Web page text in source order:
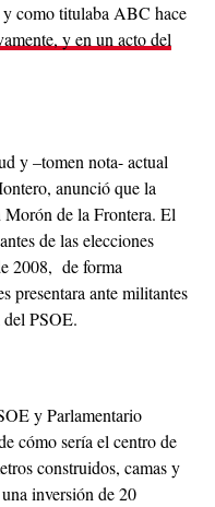
y como titulaba ABC hace
y en un acto del
y –tomen nota- actual
anunció que la
Morón de la Frontera. El
de las elecciones
2008, de forma
presentara ante militantes
PSOE.
y Parlamentario
cómo sería el centro de
construidos, camas y
inversión de 20